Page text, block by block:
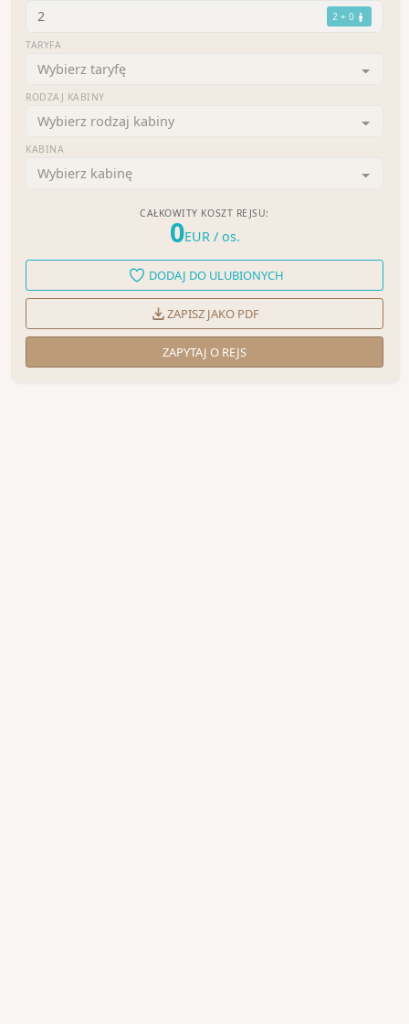
2 2 + 0
TARYFA
Wybierz taryfę
RODZAJ KABINY
Wybierz rodzaj kabiny
KABINA
Wybierz kabinę
CAŁKOWITY KOSZT REJSU:
0EUR / os.
DODAJ DO ULUBIONYCH
ZAPISZ JAKO PDF
ZAPYTAJ O REJS